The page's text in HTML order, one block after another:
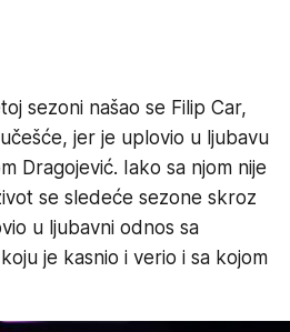
sezoni našao se Filip Car,
jer je uplovio u ljubavu
Dragojević. Iako sa njom nije
se sledeće sezone skroz
u ljubavni odnos sa
je kasnio i verio i sa kojom